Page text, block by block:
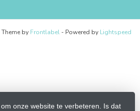
onze website te verbeteren. Is dat
Theme by Frontlabel - Powered by Lightspeed